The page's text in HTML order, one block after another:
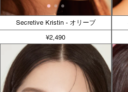
Secretive Kristin - オリーブ
¥2,490